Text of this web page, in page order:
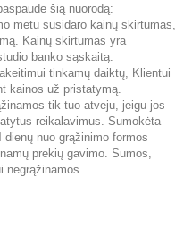
šią nuorodą:
metu susidaro kainų skirtumas,
Kainų skirtumas yra
banko sąskaitą.
tinkamų daiktų, Klientui
kainos už pristatymą.
tik tuo atveju, jeigu jos
reikalavimus. Sumokėta
nuo grąžinimo formos
prekių gavimo. Sumos,
negrąžinamos.